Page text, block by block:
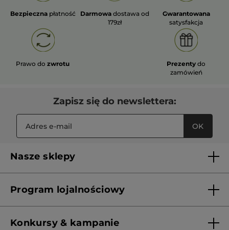
Bezpieczna płatność Darmowa dostawa od
179zł
Gwarantowana
satysfakcja
Prawo dozwrotu Prezenty do
zamówień
Zapisz się do newslettera:
OK
Nasze sklepy
Franczyza
Program lojalnościowy
Konkursy & kampanie